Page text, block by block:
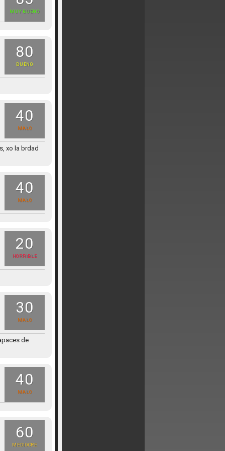
MUY BUENO
80
BUENO
40
MALO
xo la brdad
40
MALO
20
HORRIBLE
30
MALO
de
40
MALO
60
MEDIOCRE